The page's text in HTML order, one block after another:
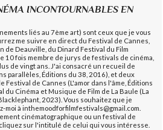
INCONTOURNABLES EN
liés au 7ème art) sont ceux que je vous
me suivre en direct du Festival de Cannes,
de Deauville, du Dinard Festival du Film
10 fois membre de jurys de festivals de cinéma,
de vingt ans. J'ai consacré un recueil de
parallèles, Éditions du 38, 2016), et deux
Festival de Cannes (L'amor dans l'âme, Éditions
du Cinéma et Musique de Film de La Baule (La
2023). Vous souhaitez que je
moi à inthemoodforfilmfestivals@gmail.com.
cinématographique ou un festival de
sur l'intitulé de celui qui vous intéresse.